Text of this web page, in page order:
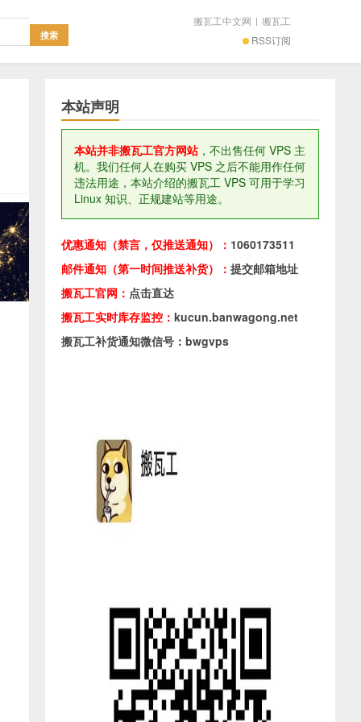
RSS订阅
搬瓦工中文网 | 搬瓦工
本站声明
本站并非搬瓦工官方网站，不出售任何 VPS 主
机。我们任何人在购买 VPS 之后不能用作任何
违法用途，本站介绍的搬瓦工 VPS 可用于学习
Linux 知识、正规建站等用途。
优惠通知（禁言，仅推送通知）： 1060173511
邮件通知（第一时间推送补货）： 提交邮箱地址
搬瓦工官网： 点击直达
搬瓦工实时库存监控： kucun.banwagong.net
搬瓦工补货通知微信号：bwgvps